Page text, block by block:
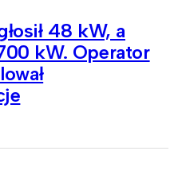
48 kW, a
kW. Operator